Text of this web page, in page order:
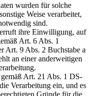
wurden für solche
Weise verarbeitet,
sind.
ihre Einwilligung, auf
Art. 6 Abs. 1
Art. 9 Abs. 2 Buchstabe a
an einer anderweitigen
Art. 21 Abs. 1 DS-
Verarbeitung ein, und es
Gründe für die